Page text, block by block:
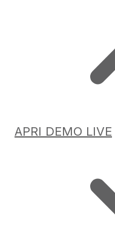
APRI DEMO LIVE